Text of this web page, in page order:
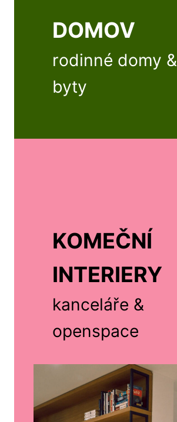
DOMOV
rodinné domy &
byty
KOMEČNÍ
INTERIERY
kanceláře &
openspace